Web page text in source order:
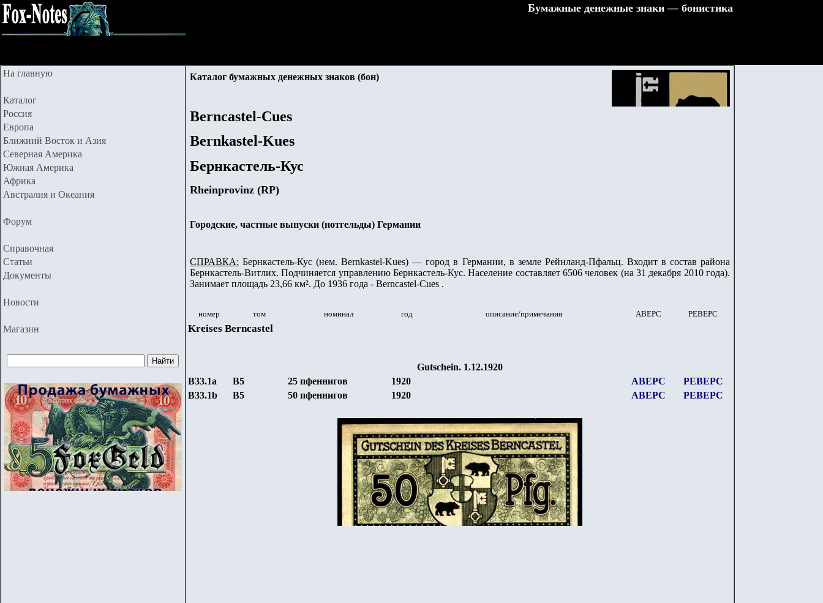
Бумажные денежные знаки — бонистика
На главную
Каталог
Россия
Европа
Ближний Восток и Азия
Северная Америка
Южная Америка
Африка
Австралия и Океания
Форум
Справочная
Статьи
Документы
Новости
Магазин
Каталог бумажных денежных знаков (бон)
Berncastel-Cues
Bernkastel-Kues
Бернкастель-Кус
Rheinprovinz (RP)
Городские, частные выпуски (нотгельды) Германии
СПРАВКА: Бернкастель-Кус (нем. Bernkastel-Kues) — город в Германии, в земле Рейнланд-Пфальц. Входит в состав района
Бернкастель-Витлих. Подчиняется управлению Бернкастель-Кус. Население составляет 6506 человек (на 31 декабря 2010 года).
Занимает площадь 23,66 км². До 1936 года - Berncastel-Cues .
номер том номинал год описание/примечания АВЕРС РЕВЕРС
Kreises Berncastel
Gutschein. 1.12.1920
B33.1a
B5 25 пфеннигов 1920 АВЕРС
РЕВЕРС
B33.1b
B5 50 пфеннигов 1920 АВЕРС РЕВЕРС